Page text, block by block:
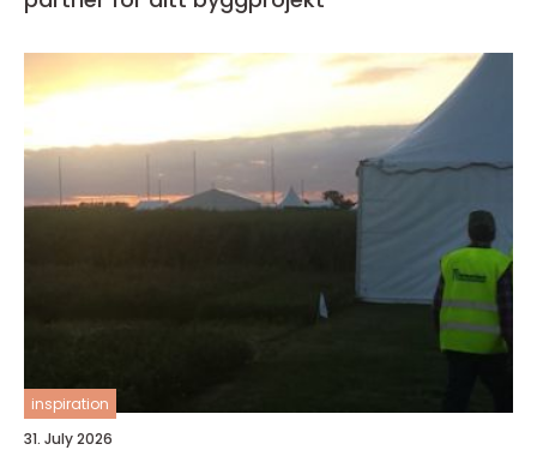
inspiration
31. July 2026